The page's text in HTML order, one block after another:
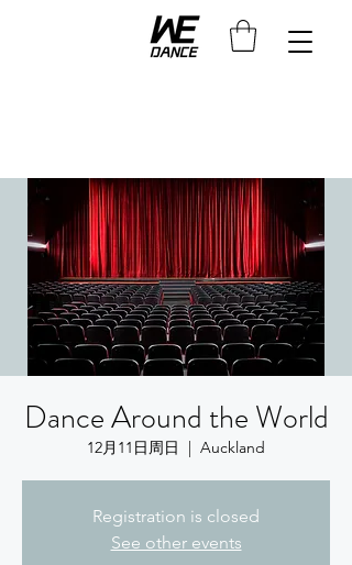
Dance Around the World
12月11日周日
  |
Auckland
Registration is closed
See other events